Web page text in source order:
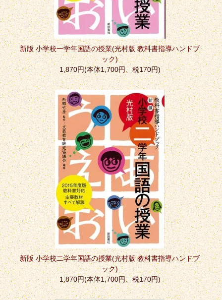
新版 小学校一学年国語の授業(光村版 教科書指導ハンドブ
ック)
1,870円(本体1,700円、税170円)
新版 小学校二学年国語の授業(光村版 教科書指導ハンドブ
ック)
1,870円(本体1,700円、税170円)